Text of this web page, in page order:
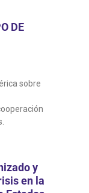
DE
sobre
y
en la